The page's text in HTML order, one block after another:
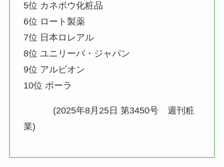
5位 カネボウ化粧品
6位 ロート製薬
7位 日本ロレアル
8位 ユニリーバ・ジャパン
9位 アルビオン
10位 ポーラ
(2025年8月25日 第3450号 週刊粧
業)